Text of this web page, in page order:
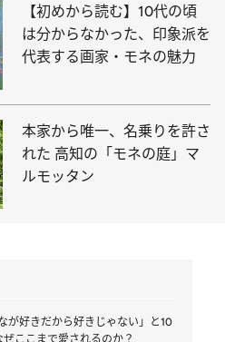
【初めから読む】10代の頃
は分からなかった、印象派を
代表する画家・モネの魅力
本家から唯一、名乗りを許さ
れた 高知の「モネの庭」マ
ルモッタン
が好きだから好きじゃない」と10
ここまで愛されるのか？